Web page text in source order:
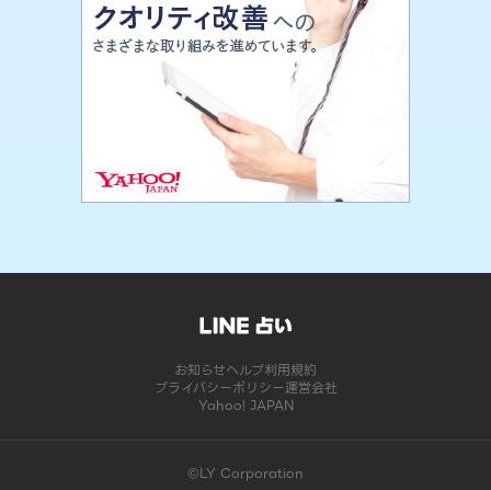
お知らせヘルプ利用規約
プライバシーポリシー運営会社
Yahoo! JAPAN
©LY Corporation